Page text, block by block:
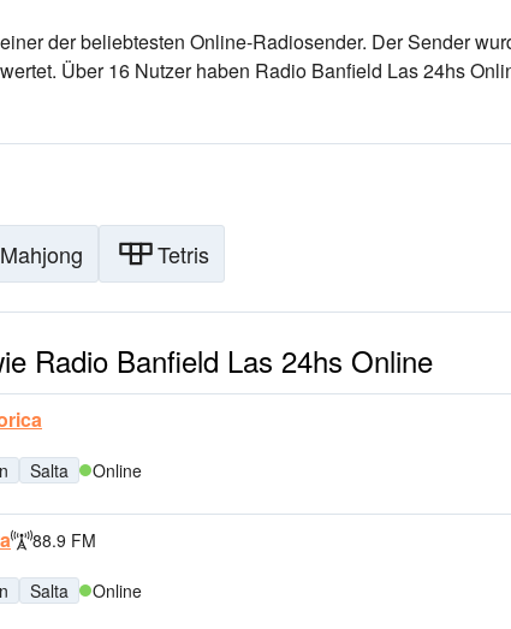
der beliebtesten Online-Radiosender. Der Sender
Über 16 Nutzer haben Radio Banfield Las 24hs
Mahjong Tetris
Radio Banfield Las 24hs Online
Salta Online
88.9 FM
Salta Online